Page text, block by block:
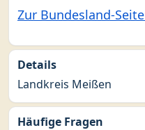
Zur Bundesland-
Details
Landkreis Meißen
Häufige Fragen